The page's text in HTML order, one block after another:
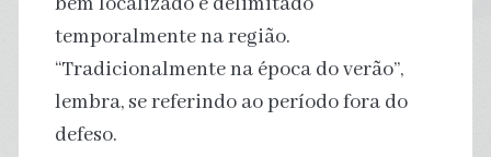
temporalmente na região.
“Tradicionalmente na época do verão”,
lembra, se referindo ao período fora do
defeso.